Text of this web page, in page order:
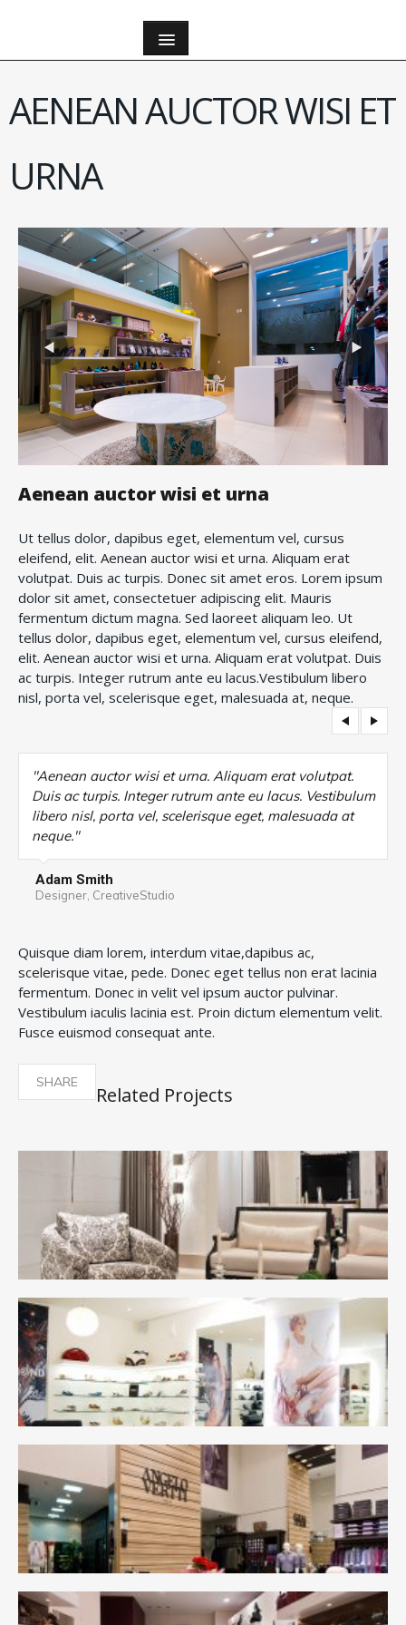
Back to the list title
AENEAN AUCTOR WISI ET
URNA
';
Aenean auctor wisi et urna
Ut tellus dolor, dapibus eget, elementum vel, cursus
eleifend, elit. Aenean auctor wisi et urna. Aliquam erat
volutpat. Duis ac turpis. Donec sit amet eros. Lorem ipsum
dolor sit amet, consectetuer adipiscing elit. Mauris
fermentum dictum magna. Sed laoreet aliquam leo. Ut
tellus dolor, dapibus eget, elementum vel, cursus eleifend,
elit. Aenean auctor wisi et urna. Aliquam erat volutpat. Duis
ac turpis. Integer rutrum ante eu lacus.Vestibulum libero
nisl, porta vel, scelerisque eget, malesuada at, neque.
"Aenean auctor wisi et urna. Aliquam erat volutpat.
Duis ac turpis. Integer rutrum ante eu lacus. Vestibulum
libero nisl, porta vel, scelerisque eget, malesuada at
neque."
Adam Smith
Designer, CreativeStudio
Quisque diam lorem, interdum vitae,dapibus ac,
scelerisque vitae, pede. Donec eget tellus non erat lacinia
fermentum. Donec in velit vel ipsum auctor pulvinar.
Vestibulum iaculis lacinia est. Proin dictum elementum velit.
Fusce euismod consequat ante.
SHARE
Related Projects